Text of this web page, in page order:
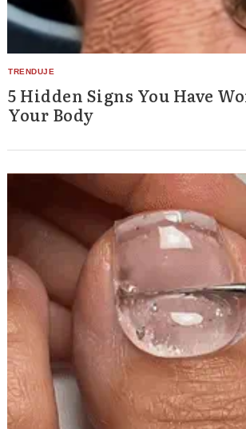
5 Hidden Signs You Have
Your Body